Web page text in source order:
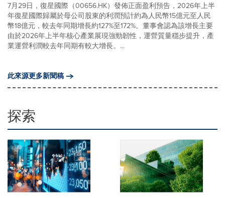
7月29日，復星國際（00656.HK）發佈正面盈利預告，2026年上半
年復星國際歸屬於母公司股東的利潤預計約為人民幣15億元至人民
幣18億元，較去年同期增長約127%至172%。董事會認為該增長主要
由於2026年上半年核心產業展現強勁韌性，運營質量穩步提升，產
業運營利潤較去年同期有較大增長。...
此來源更多新聞稿
探索